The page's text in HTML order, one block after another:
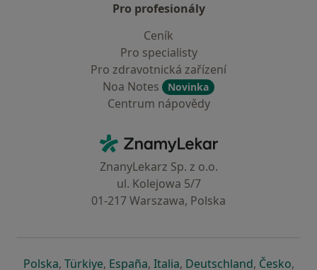
Pro profesionály
Ceník
Pro specialisty
Pro zdravotnická zařízení
Noa Notes
Novinka
Centrum nápovědy
ZnamyLekar - Hlavní stránka
ZnanyLekarz Sp. z o.o.
ul. Kolejowa 5/7
01-217 Warszawa, Polska
Polskase otevře v nové záložce
, Türkiyese otevře v nové záložce
, Españase otevře v nové záložce
, Italiase otevře v nové záložce
, Deutschlandse otevře v
, Českose
,